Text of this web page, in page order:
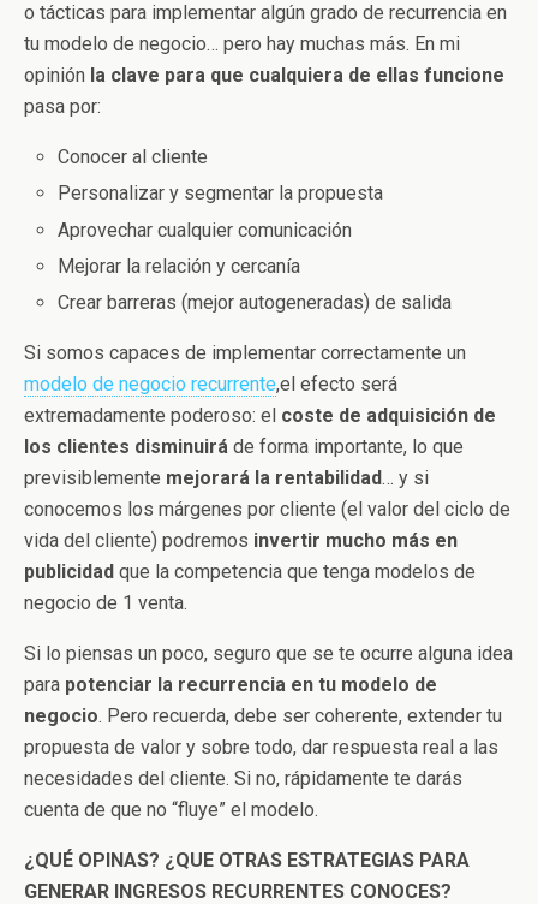
o tácticas para implementar algún grado de recurrencia en
tu modelo de negocio… pero hay muchas más. En mi
opinión la clave para que cualquiera de ellas funcione
pasa por:
Conocer al cliente
Personalizar y segmentar la propuesta
Aprovechar cualquier comunicación
Mejorar la relación y cercanía
Crear barreras (mejor autogeneradas) de salida
Si somos capaces de implementar correctamente un
modelo de negocio recurrente,el efecto será
extremadamente poderoso: el coste de adquisición de
los clientes disminuirá de forma importante, lo que
previsiblemente mejorará la rentabilidad… y si
conocemos los márgenes por cliente (el valor del ciclo de
vida del cliente) podremos invertir mucho más en
publicidad que la competencia que tenga modelos de
negocio de 1 venta.
Si lo piensas un poco, seguro que se te ocurre alguna idea
para potenciar la recurrencia en tu modelo de
negocio. Pero recuerda, debe ser coherente, extender tu
propuesta de valor y sobre todo, dar respuesta real a las
necesidades del cliente. Si no, rápidamente te darás
cuenta de que no “fluye” el modelo.
¿QUÉ OPINAS? ¿QUE OTRAS ESTRATEGIAS PARA
GENERAR INGRESOS RECURRENTES CONOCES?